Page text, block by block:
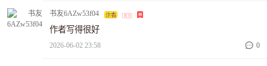
书友6AZw53f04
作者写得很好
2026-06-02 23:58 0